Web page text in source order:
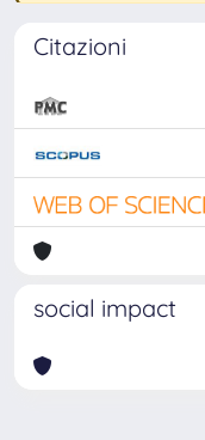
Citazioni
social impact